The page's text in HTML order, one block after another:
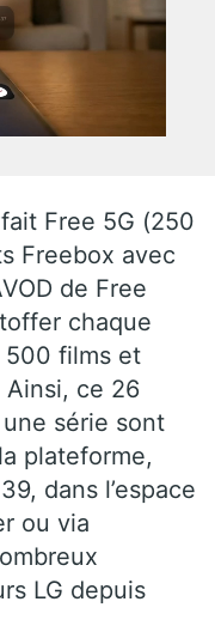
Free 5G (250
Freebox avec
de Free
chaque
500 films et
Ainsi, ce 26
série sont
plateforme,
dans l’espace
ou via
LG depuis